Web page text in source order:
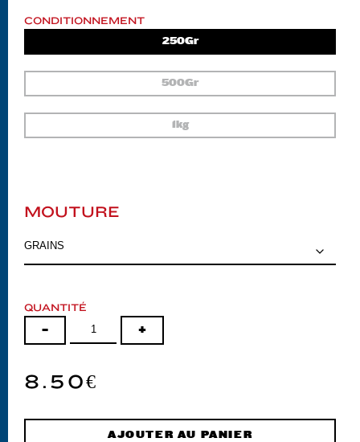
CONDITIONNEMENT
250Gr
500Gr
1kg
MOUTURE
QUANTITÉ
- +
8.50€
AJOUTER AU PANIER